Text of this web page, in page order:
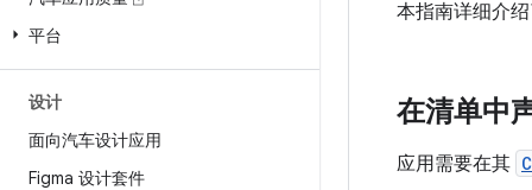
平台
设计
面向汽车设计应用
Figma 设计套件
本指南详细介
在清单中
应用需要在其